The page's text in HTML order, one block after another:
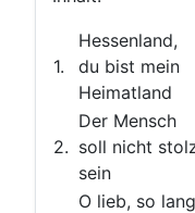
1.
Hessenland,
du bist mein
Heimatland
2.
Der Mensch
soll nicht
sein
O lieb, so lang